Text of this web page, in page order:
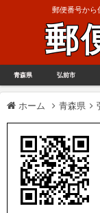
郵便番号から
郵
青森県 弘前市
ホーム 青森県